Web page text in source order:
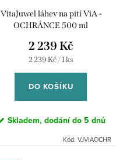
VitaJuwel láhev na pití ViA -
OCHRÁNCE 500 ml
2 239 Kč
Měrná
cena:
2 239 Kč / 1 ks
DO KOŠÍKU
Skladem, dodání do 5 dnů
Kód: VJVIAOCHR